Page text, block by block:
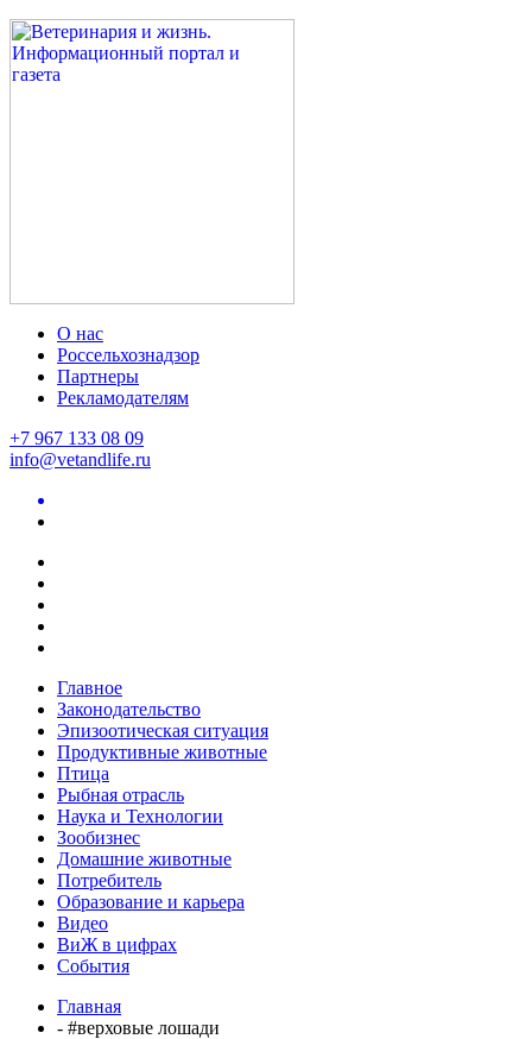
О нас
Россельхознадзор
Партнеры
Рекламодателям
+7 967 133 08 09
info@vetandlife.ru
Главное
Законодательство
Эпизоотическая ситуация
Продуктивные животные
Птица
Рыбная отрасль
Наука и Технологии
Зообизнес
Домашние животные
Потребитель
Образование и карьера
Видео
ВиЖ в цифрах
События
Главная
- #верховые лошади